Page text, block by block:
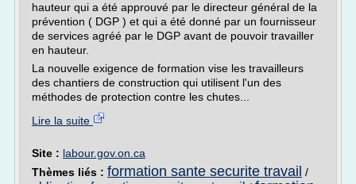
hauteur qui a été approuvé par le directeur général de la
prévention ( DGP ) et qui a été donné par un fournisseur
de services agréé par le DGP avant de pouvoir travailler
en hauteur.
La nouvelle exigence de formation vise les travailleurs
des chantiers de construction qui utilisent l'un des
méthodes de protection contre les chutes...
Lire la suite
Site : labour.gov.on.ca
Thèmes liés : formation sante securite travail /